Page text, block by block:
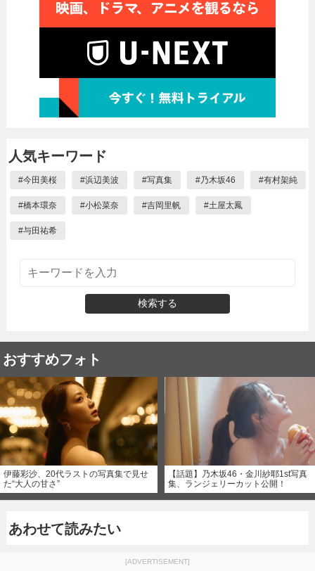
人気キーワード
#今田美桜 #浜辺美波 #写真集 #乃木坂46 #有村架純
#橋本環奈 #小松菜奈 #吉岡里帆 #土屋太鳳
#与田祐希
検索する
おすすめフォト
伊藤彩沙、20代ラストの写真集で見せ
た“大人の甘さ”
【話題】乃木坂46・金川紗耶1st写真
集、ランジェリーカット公開！
あわせて読みたい
[ADVERTISEMENT]